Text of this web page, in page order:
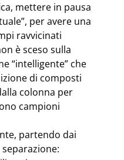
mettere in pausa
per avere una
ravvicinati
è sceso sulla
“intelligente” che
di composti
colonna per
campioni
partendo dai